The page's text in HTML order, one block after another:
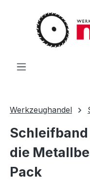
Zum Hauptinhalt
Werkzeughandel
die
Pack